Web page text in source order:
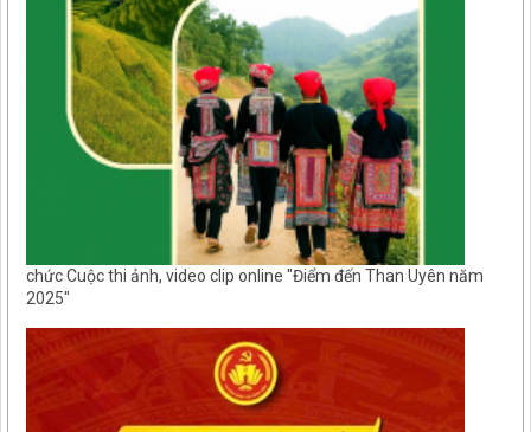
chức Cuộc thi ảnh, video clip online "Điểm đến Than Uyên năm
2025"